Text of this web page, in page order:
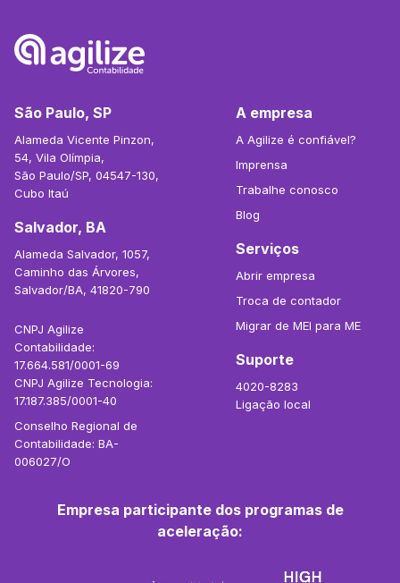
São Paulo, SP
Alameda Vicente Pinzon,
54, Vila Olímpia,
São Paulo/SP, 04547-130,
Cubo Itaú
Salvador, BA
Alameda Salvador, 1057,
Caminho das Árvores,
Salvador/BA, 41820-790
CNPJ Agilize
Contabilidade:
17.664.581/0001-69
CNPJ Agilize Tecnologia:
17.187.385/0001-40
Conselho Regional de
Contabilidade: BA-
006027/O
A empresa
A Agilize é confiável?
Imprensa
Trabalhe conosco
Blog
Serviços
Abrir empresa
Troca de contador
Migrar de MEI para ME
Suporte
4020-8283
Ligação local
Empresa participante dos programas de
aceleração: